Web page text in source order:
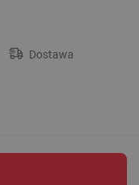
Dostawa